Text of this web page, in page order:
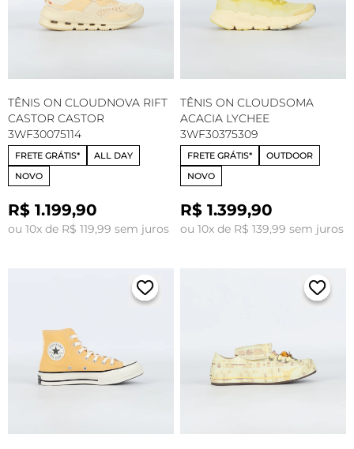
TÊNIS ON CLOUDNOVA RIFT
CASTOR CASTOR
3WF30075114
FRETE GRÁTIS*
ALL DAY
NOVO
R$ 1.199,90
ou 10x de R$ 119,99 sem juros
TÊNIS ON CLOUDSOMA
ACACIA LYCHEE
3WF30375309
FRETE GRÁTIS*
OUTDOOR
NOVO
R$ 1.399,90
ou 10x de R$ 139,99 sem juros